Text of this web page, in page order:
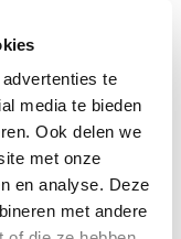
te
media te bieden
Ook delen we
met onze
en analyse. Deze
met andere
Hij zal het
dat nodig is
product wenst
alle